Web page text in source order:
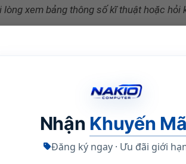
Nhận Khuyến
Đăng ký ngay · Ưu đãi giới
xem bảng thông số kĩ thuật hoặc hỏi
kế với sức khỏe của
ASUS Eye Care
mỏi cho đôi mắt. Trang
thế hệ trước. Tăng